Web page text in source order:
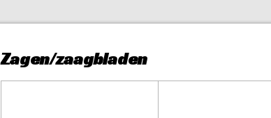
Zagen/zaagbladen